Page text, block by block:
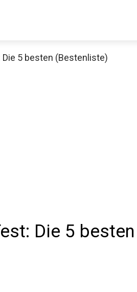
5 besten (Bestenliste)
Die 5 besten
dir jetzt die meistverkauften